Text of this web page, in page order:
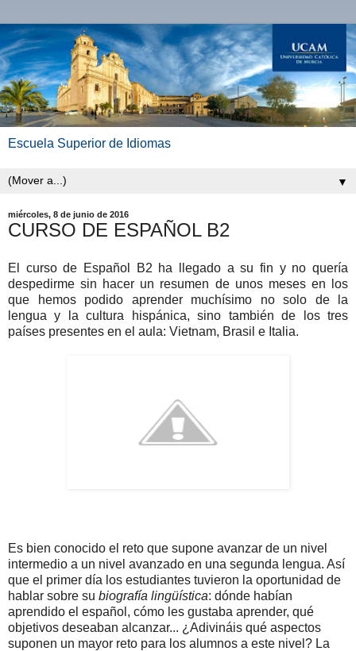
Escuela Superior de Idiomas
▼
miércoles, 8 de junio de 2016
CURSO DE ESPAÑOL B2
El curso de Español B2 ha llegado a su fin y no quería
despedirme sin hacer un resumen de unos meses en los
que hemos podido aprender muchísimo no solo de la
lengua y la cultura hispánica, sino también de los tres
países presentes en el aula: Vietnam, Brasil e Italia.
Es bien conocido el reto que supone avanzar de un nivel
intermedio a un nivel avanzado en una segunda lengua. Así
que el primer día los estudiantes tuvieron la oportunidad de
hablar sobre su biografía lingüística: dónde habían
aprendido el español, cómo les gustaba aprender, qué
objetivos deseaban alcanzar... ¿Adivináis qué aspectos
suponen un mayor reto para los alumnos a este nivel? La